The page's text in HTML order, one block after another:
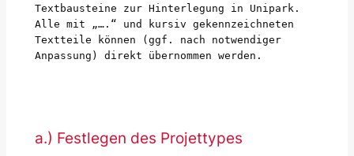
Textbausteine zur Hinterlegung in Unipark.
Alle mit „….“ und kursiv gekennzeichneten
Textteile können (ggf. nach notwendiger
Anpassung) direkt übernommen werden.
a.) Festlegen des Projettypes